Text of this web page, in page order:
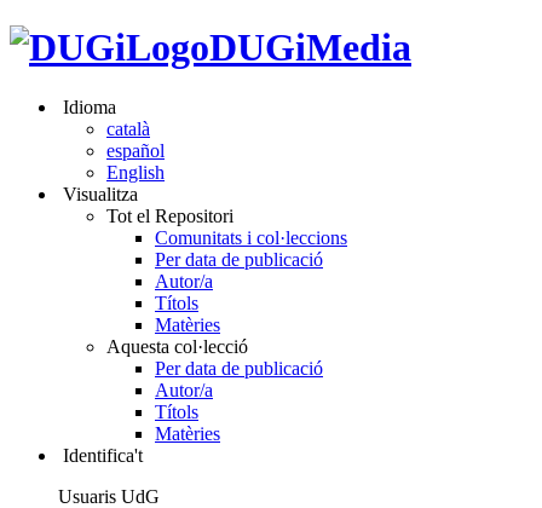
DUGiMedia
Idioma
català
español
English
Visualitza
Tot el Repositori
Comunitats i col·leccions
Per data de publicació
Autor/a
Títols
Matèries
Aquesta col·lecció
Per data de publicació
Autor/a
Títols
Matèries
Identifica't
Usuaris UdG